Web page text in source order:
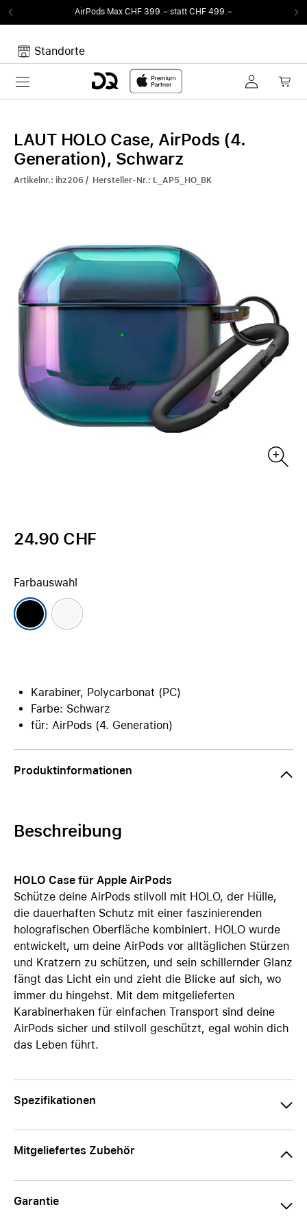
AirPods Max CHF 399.– statt CHF 499.–
Standorte
Toggle navigation
LAUT HOLO Case, AirPods (4.
Generation), Schwarz
Artikelnr.: ihz206 / Hersteller-Nr.: L_AP5_HO_BK
24.90 CHF
Farbauswahl
Karabiner, Polycarbonat (PC)
Farbe: Schwarz
für: AirPods (4. Generation)
Produktinformationen
Beschreibung
HOLO Case für Apple AirPods
Schütze deine AirPods stilvoll mit HOLO, der Hülle,
die dauerhaften Schutz mit einer faszinierenden
holografischen Oberfläche kombiniert. HOLO wurde
entwickelt, um deine AirPods vor alltäglichen Stürzen
und Kratzern zu schützen, und sein schillernder Glanz
fängt das Licht ein und zieht die Blicke auf sich, wo
immer du hingehst. Mit dem mitgelieferten
Karabinerhaken für einfachen Transport sind deine
AirPods sicher und stilvoll geschützt, egal wohin dich
das Leben führt.
Spezifikationen
Mitgeliefertes Zubehör
Garantie